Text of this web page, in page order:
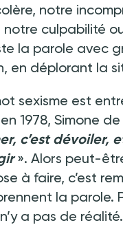
notre
notre culpabilité
la parole avec
en déplorant la
sexisme est
1978, Simone
c’est dévoiler,
». Alors peut-
à faire, c’est
la parole.
a pas de